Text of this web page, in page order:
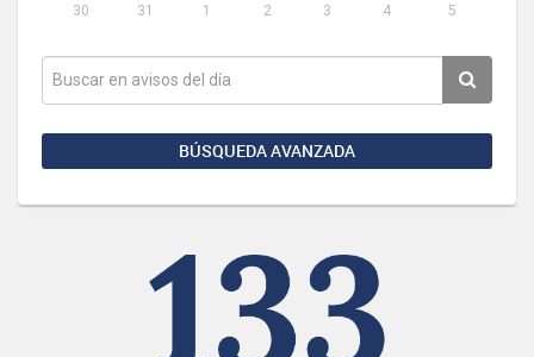
30
31 1 2 3 4 5
BÚSQUEDA AVANZADA